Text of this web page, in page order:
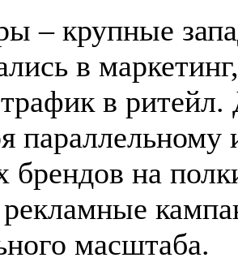
– крупные
в
в
брендов на
масштаба.